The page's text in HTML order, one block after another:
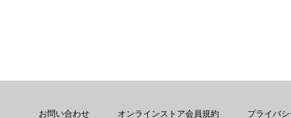
お問い合わせ
オンラインストア会員規約 プライバ